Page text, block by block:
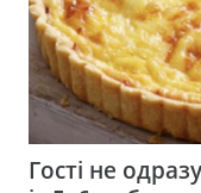
Гості не